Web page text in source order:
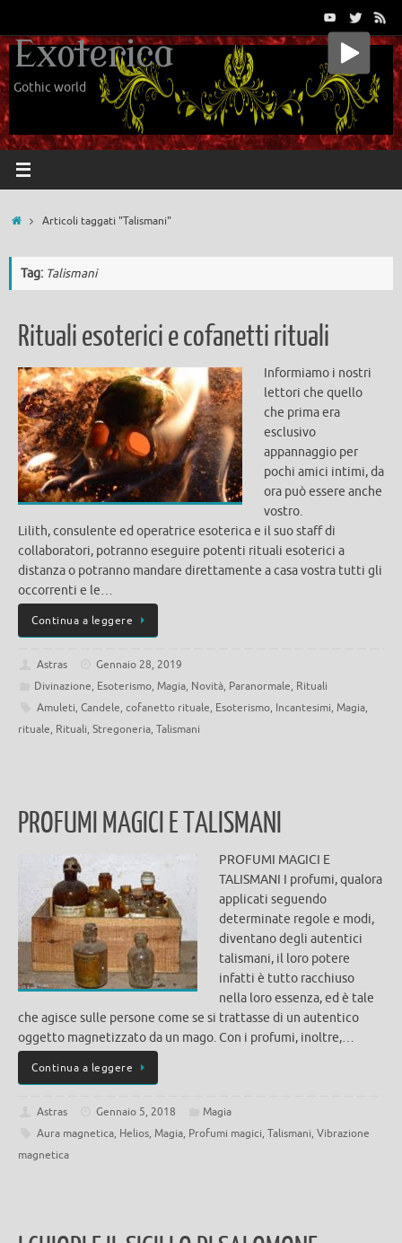
contenuto
Exoterica
Gothic world
HomeArticoli taggati "Talismani"
Tag: Talismani
Rituali esoterici e cofanetti rituali
Informiamo i nostri
lettori che quello
che prima era
esclusivo
appannaggio per
pochi amici intimi, da
ora può essere anche
vostro.
Lilith, consulente ed operatrice esoterica e il suo staff di
collaboratori, potranno eseguire potenti rituali esoterici a
distanza o potranno mandare direttamente a casa vostra tutti gli
occorrenti e le…
Continua a leggere
Astras
Gennaio 28, 2019
Divinazione, Esoterismo, Magia, Novità, Paranormale, Rituali
Amuleti, Candele, cofanetto rituale, Esoterismo, Incantesimi, Magia,
rituale, Rituali, Stregoneria, Talismani
PROFUMI MAGICI E TALISMANI
PROFUMI MAGICI E
TALISMANI I profumi, qualora
applicati seguendo
determinate regole e modi,
diventano degli autentici
talismani, il loro potere
infatti è tutto racchiuso
nella loro essenza, ed è tale
che agisce sulle persone come se si trattasse di un autentico
oggetto magnetizzato da un mago. Con i profumi, inoltre,…
Continua a leggere
Astras Gennaio 5, 2018
Magia
Aura magnetica, Helios, Magia, Profumi magici, Talismani, Vibrazione
magnetica